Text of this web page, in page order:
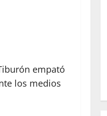
empató
los medios